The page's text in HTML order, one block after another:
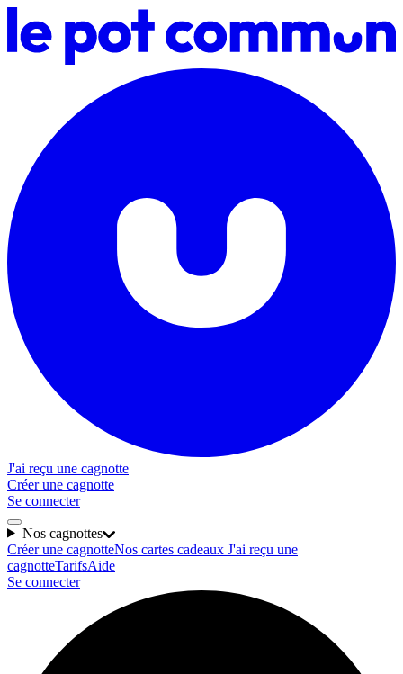
J'ai reçu une cagnotte
Créer une cagnotte
Se connecter
Nos cagnottes
Créer une cagnotteNos cartes cadeaux J'ai reçu une
cagnotteTarifsAide
Se connecter